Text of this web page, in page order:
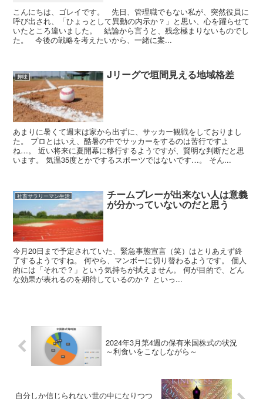
こんにちは、ゴレイです。 先日、管理職でもない私が、突然役員に
呼び出され、「ひょっとして異動の内示か？」と思い、心を躍らせて
いたところ違いました。 結論から言うと、残念極まりないものでし
た。 今後の戦略を考えたいから、一緒に案...
趣味 Jリーグで垣間見える地域格差
あまりに暑くて週末は家から出ずに、サッカー観戦をしておりまし
た。 プロとはいえ、酷暑の中でサッカーをするのは苦行ですよ
ね…。 近い将来に夏開幕に移行するようですが、賢明な判断だと思
います。 気温35度とかでするスポーツではないです…。 そん...
社畜サラリーマン生活 チームプレーが出来ない人は意義
が分かっていないのだと思う
今月20日まで予定されていた、緊急事態宣言（笑）はとりあえず終
了するようですね。 何やら、マンボーに切り替わるようです。 個人
的には「それで？」という気持ちが拭えません。 何が目的で、どん
な効果が表れるのを期待しているのか？ といっ...
2024年3月第4週の保有米国株式の状況
～利食いをこなしながら～
自分しか信じられない世の中になりつつ